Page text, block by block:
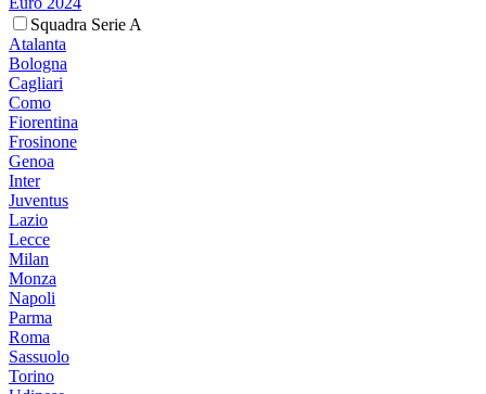
Squadra Serie A
Atalanta
Bologna
Cagliari
Como
Fiorentina
Frosinone
Genoa
Inter
Juventus
Lazio
Lecce
Milan
Monza
Napoli
Parma
Roma
Sassuolo
Torino